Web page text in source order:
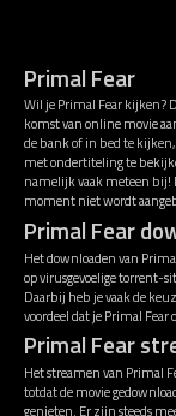
Primal Fear
Wil je Primal Fear kijken?
komst van online movie
de bank of in bed te
met ondertiteling te
namelijk vaak meteen bij!
moment niet wordt
Primal Fear
Het downloaden van
op virusgevoelige torrent-
Daarbij heb je vaak de
voordeel dat je Primal
Primal Fear
Het streamen van Primal
totdat de movie
genieten. Er zijn steeds